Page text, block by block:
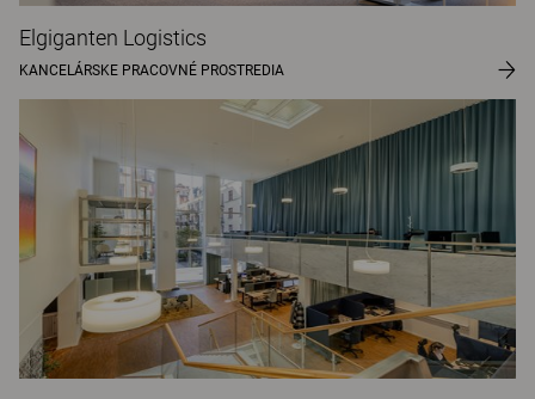
Elgiganten Logistics
KANCELÁRSKE PRACOVNÉ PROSTREDIA